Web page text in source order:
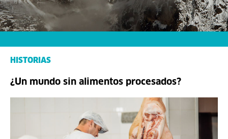
HISTORIAS
¿Un mundo sin alimentos procesados?